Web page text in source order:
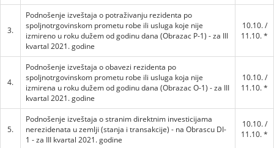
3.
Podnošenje izveštaja o potraživanju rezidenta po
spoljnotrgovinskom prometu robe ili usluga koje nije
izmireno u roku dužem od godinu dana (Obrazac P-1) - za III
kvartal 2021. godine
10.10. /
11.10. *
4.
Podnošenje izveštaja o obavezi rezidenta po
spoljnotrgovinskom prometu robe ili usluga koja nije
izmirena u roku dužem od godinu dana (Obrazac O-1) - za III
kvartal 2021. godine
10.10. /
11.10. *
5.
Podnošenje izveštaja o stranim direktnim investicijama
nerezidenata u zemlji (stanja i transakcije) - na Obrascu DI-
1 - za III kvartal 2021. godine
10.10. /
11.10. *